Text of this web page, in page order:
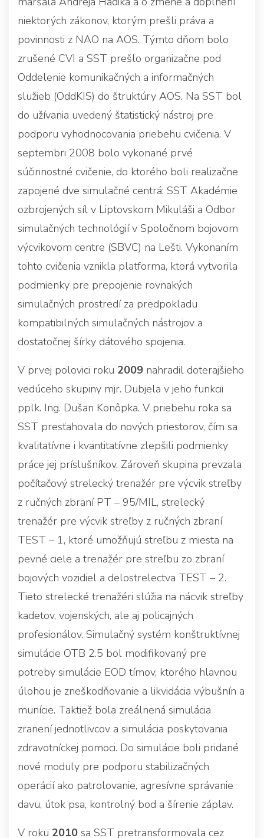
niektorých zákonov, ktorým prešli práva a
povinnosti z NAO na AOS. Týmto dňom bolo
zrušené CVI a SST prešlo organizačne pod
Oddelenie komunikačných a informačných
služieb (OddKIS) do štruktúry AOS. Na SST bol
do užívania uvedený štatistický nástroj pre
podporu vyhodnocovania priebehu cvičenia. V
septembri 2008 bolo vykonané prvé
súčinnostné cvičenie, do ktorého boli realizačne
zapojené dve simulačné centrá: SST Akadémie
ozbrojených síl v Liptovskom Mikuláši a Odbor
simulačných technológií v Spoločnom bojovom
výcvikovom centre (SBVC) na Lešti. Vykonaním
tohto cvičenia vznikla platforma, ktorá vytvorila
podmienky pre prepojenie rovnakých
simulačných prostredí za predpokladu
kompatibilných simulačných nástrojov a
dostatočnej šírky dátového spojenia.
V prvej polovici roku 2009 nahradil doterajšieho
vedúceho skupiny mjr. Dubjela v jeho funkcii
pplk. Ing. Dušan Konôpka. V priebehu roka sa
SST presťahovala do nových priestorov, čím sa
kvalitatívne i kvantitatívne zlepšili podmienky
práce jej príslušníkov. Zároveň skupina prevzala
počítačový strelecký trenažér pre výcvik streľby
z ručných zbraní PT – 95/MIL, strelecký
trenažér pre výcvik streľby z ručných zbraní
TEST – 1, ktoré umožňujú streľbu z miesta na
pevné ciele a trenažér pre streľbu zo zbraní
bojových vozidiel a delostrelectva TEST – 2.
Tieto strelecké trenažéri slúžia na nácvik streľby
kadetov, vojenských, ale aj policajných
profesionálov. Simulačný systém konštruktívnej
simulácie OTB 2.5 bol modifikovaný pre
potreby simulácie EOD tímov, ktorého hlavnou
úlohou je zneškodňovanie a likvidácia výbušnín a
munície. Taktiež bola zreálnená simulácia
zranení jednotlivcov a simulácia poskytovania
zdravotníckej pomoci. Do simulácie boli pridané
nové moduly pre podporu stabilizačných
operácií ako patrolovanie, agresívne správanie
davu, útok psa, kontrolný bod a šírenie záplav.
V roku 2010 sa SST pretransformovala cez